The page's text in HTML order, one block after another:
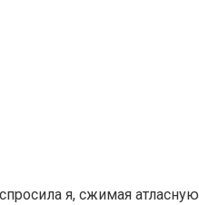
я, сжимая атласную